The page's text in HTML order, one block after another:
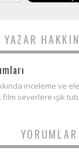
YAZAR
inceleme ve
severlere ışık
YORUMLAR